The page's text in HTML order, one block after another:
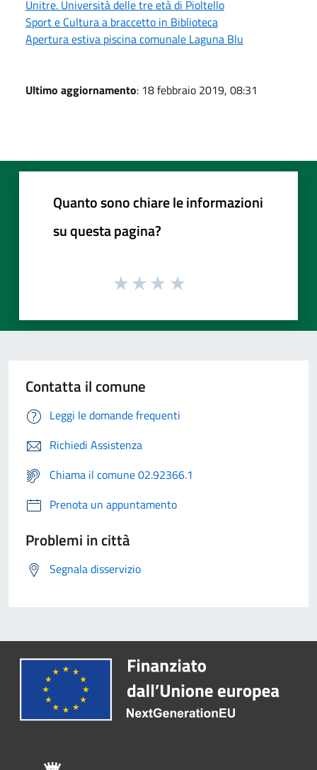
Unitre. Università delle tre età di Pioltello
Sport e Cultura a braccetto in Biblioteca
Apertura estiva piscina comunale Laguna Blu
Ultimo aggiornamento: 18 febbraio 2019, 08:31
Quanto sono chiare le informazioni
su questa pagina?
Contatta il comune
Leggi le domande frequenti
Richiedi Assistenza
Chiama il comune 02.92366.1
Prenota un appuntamento
Problemi in città
Segnala disservizio